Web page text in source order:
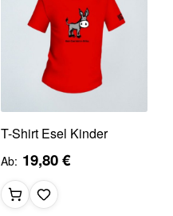
T-Shirt Esel Kinder
Ab 19,80 €